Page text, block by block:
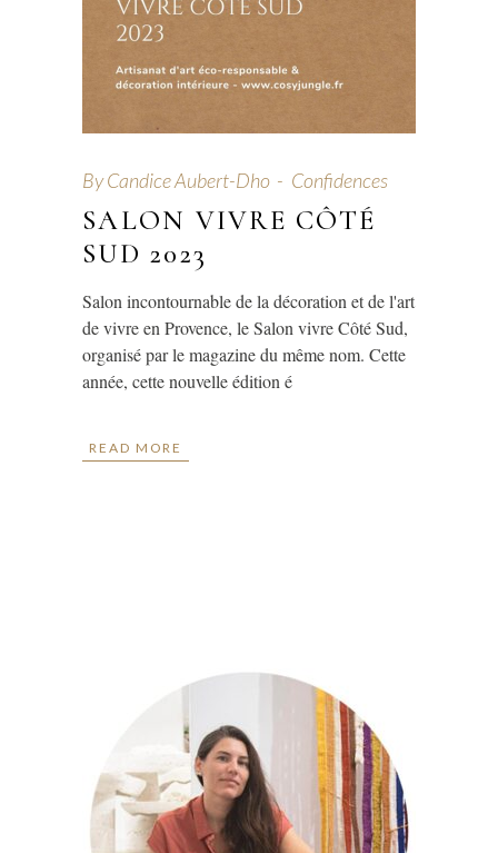
ByCandice Aubert-Dho Confidences
SALON VIVRE CÔTÉ
SUD 2023
Salon incontournable de la décoration et de l'art
de vivre en Provence, le Salon vivre Côté Sud,
organisé par le magazine du même nom. Cette
année, cette nouvelle édition é
READ MORE